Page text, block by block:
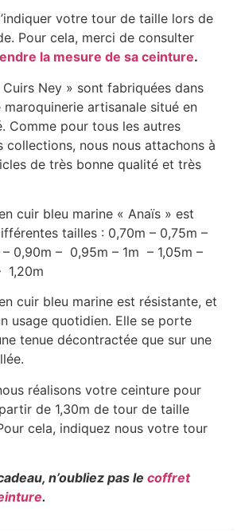
votre tour de taille lors de
Pour cela, merci de consulter
la mesure de sa ceinture.
Ney » sont fabriquées dans
artisanale situé en
Comme pour tous les autres
collections, nous nous attachons à
de très bonne qualité et très
cuir bleu marine « Anaïs » est
tailles : 0,70m – 0,75m –
0,90m – 0,95m – 1m – 1,05m –
1,20m
cuir bleu marine est résistante, et
usage quotidien. Elle se porte
tenue décontractée que sur une
réalisons votre ceinture pour
de 1,30m de tour de taille
cela, indiquez nous votre tour
n’oubliez pas le coffret
.